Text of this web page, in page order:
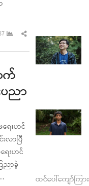
Share
this
post
က်
ညာ
ေးဟင်
လာပြီ
ေးဟင်
ညာခဲ့
m
ထင်ပေါ်ကျော်ကြား